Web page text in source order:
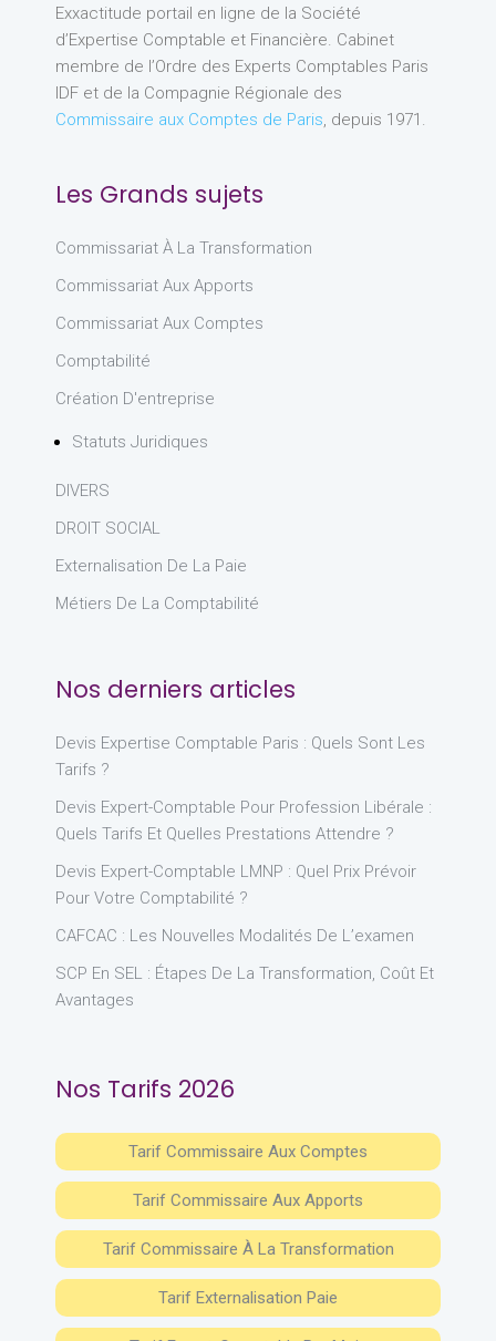
Exxactitude portail en ligne de la Société
d’Expertise Comptable et Financière. Cabinet
membre de l’Ordre des Experts Comptables Paris
IDF et de la Compagnie Régionale des
Commissaire aux Comptes de Paris, depuis 1971.
Les Grands sujets
Commissariat À La Transformation
Commissariat Aux Apports
Commissariat Aux Comptes
Comptabilité
Création D'entreprise
Statuts Juridiques
DIVERS
DROIT SOCIAL
Externalisation De La Paie
Métiers De La Comptabilité
Nos derniers articles
Devis Expertise Comptable Paris : Quels Sont Les
Tarifs ?
Devis Expert-Comptable Pour Profession Libérale :
Quels Tarifs Et Quelles Prestations Attendre ?
Devis Expert-Comptable LMNP : Quel Prix Prévoir
Pour Votre Comptabilité ?
CAFCAC : Les Nouvelles Modalités De L’examen
SCP En SEL : Étapes De La Transformation, Coût Et
Avantages
Nos Tarifs 2026
Tarif Commissaire Aux Comptes
Tarif Commissaire Aux Apports
Tarif Commissaire À La Transformation
Tarif Externalisation Paie